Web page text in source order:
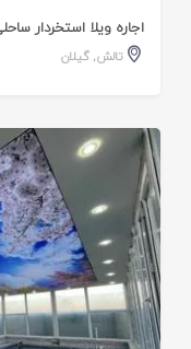
اجاره ویلا استخردار
تالش,گیلان